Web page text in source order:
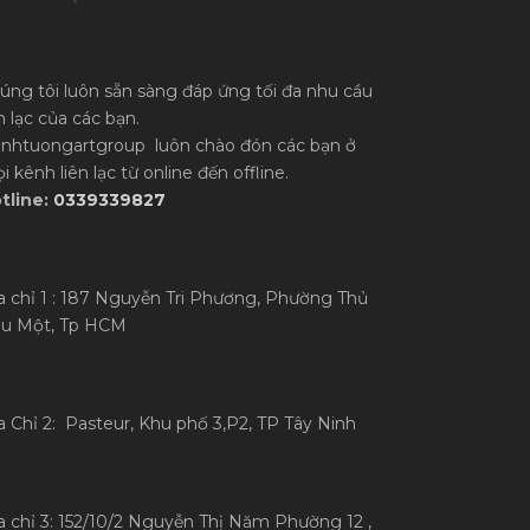
tôi luôn sẵn sàng đáp ứng tối đa nhu cầu
lạc của các bạn.
luôn chào đón các bạn ở
kênh liên lạc từ online đến offline.
0339339827
chỉ 1 : 187 Nguyễn Tri Phương, Phường Thủ
Một, Tp HCM
Chỉ 2: Pasteur, Khu phố 3,P2, TP Tây Ninh
chỉ 3: 152/10/2 Nguyễn Thị Năm Phường 12 ,